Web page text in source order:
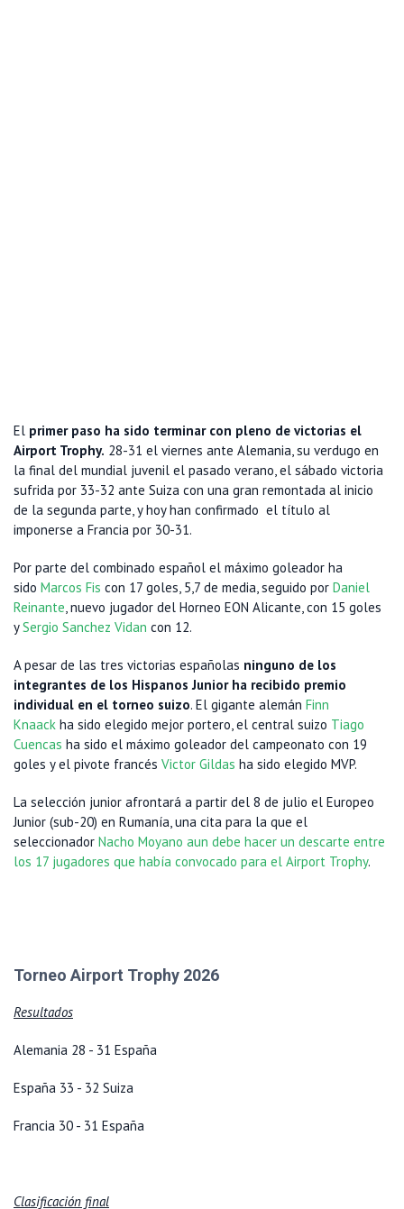
El primer paso ha sido terminar con pleno de victorias el
Airport Trophy. 28-31 el viernes ante Alemania, su verdugo en
la final del mundial juvenil el pasado verano, el sábado victoria
sufrida por 33-32 ante Suiza con una gran remontada al inicio
de la segunda parte, y hoy han confirmado el título al
imponerse a Francia por 30-31.
Por parte del combinado español el máximo goleador ha
sido Marcos Fis con 17 goles, 5,7 de media, seguido por Daniel
Reinante , nuevo jugador del Horneo EON Alicante, con 15 goles
ySergio Sanchez Vidan con 12.
A pesar de las tres victorias españolas ninguno de los
integrantes de los Hispanos Junior ha recibido premio
individual en el torneo suizo. El gigante alemán Finn
Knaack ha sido elegido mejor portero, el central suizo Tiago
Cuencas ha sido el máximo goleador del campeonato con 19
goles y el pivote francés Victor Gildas ha sido elegido MVP.
La selección junior afrontará a partir del 8 de julio el Europeo
Junior (sub-20) en Rumanía, una cita para la que el
seleccionador Nacho Moyano aun debe hacer un descarte entre
los 17 jugadores que había convocado para el Airport Trophy.
Torneo Airport Trophy 2026
Resultados
Alemania 28 - 31 España
España 33 - 32 Suiza
Francia 30 - 31 España
Clasificación final